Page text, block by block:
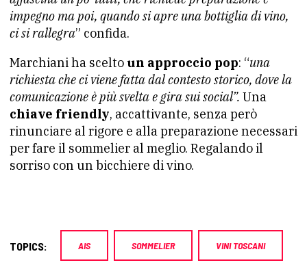
impegno ma poi, quando si apre una bottiglia di vino,
ci si rallegra” confida.
Marchiani ha scelto un approccio pop: “una
richiesta che ci viene fatta dal contesto storico, dove la
comunicazione è più svelta e gira sui social”. Una
chiave friendly, accattivante, senza però
rinunciare al rigore e alla preparazione necessari
per fare il sommelier al meglio. Regalando il
sorriso con un bicchiere di vino.
TOPICS: AIS SOMMELIER VINI TOSCANI